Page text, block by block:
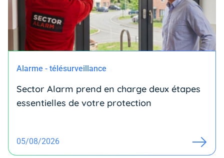
Alarme - télésurveillance
Sector Alarm prend en charge deux étapes
essentielles de votre protection
05/08/2026